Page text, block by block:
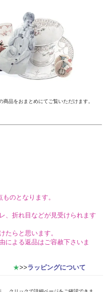
品をおまとめにてご覧いただけます。
のとなります。
、折れ目などが見受けられます
たらと思います。
による返品はご容赦下さいま
） ★>>ラッピングについて